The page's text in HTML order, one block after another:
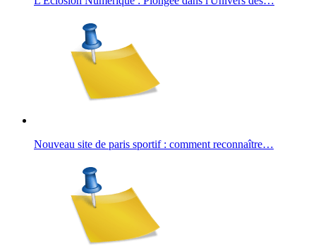
Nouveau site de paris sportif : comment reconnaître…